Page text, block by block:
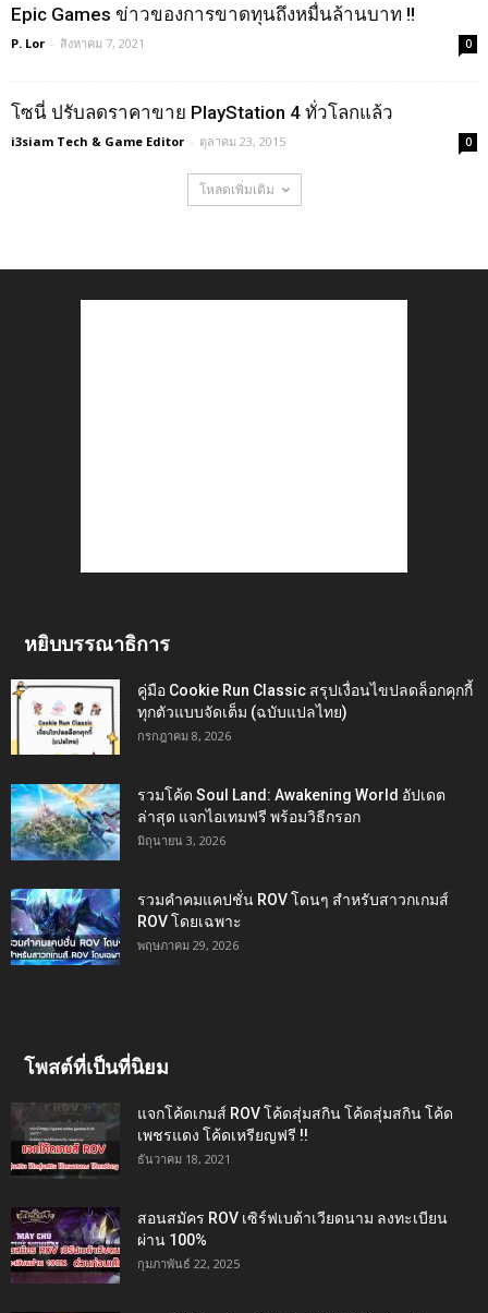
Epic Games ข่าวของการขาดทุนถึงหมื่นล้านบาท !!
P. Lor - สิงหาคม 7, 2021 0
โซนี่ ปรับลดราคาขาย PlayStation 4 ทั่วโลกแล้ว
i3siam Tech & Game Editor - ตุลาคม 23, 2015 0
โหลดเพิ่มเติม
หยิบบรรณาธิการ
คู่มือ Cookie Run Classic สรุปเงื่อนไขปลดล็อกคุกกี้
ทุกตัวแบบจัดเต็ม (ฉบับแปลไทย)
กรกฎาคม 8, 2026
รวมโค้ด Soul Land: Awakening World อัปเดต
ล่าสุด แจกไอเทมฟรี พร้อมวิธีกรอก
มิถุนายน 3, 2026
รวมคำคมแคปชั่น ROV โดนๆ สำหรับสาวกเกมส์
ROV โดยเฉพาะ
พฤษภาคม 29, 2026
โพสต์ที่เป็นที่นิยม
แจกโค้ดเกมส์ ROV โค้ดสุ่มสกิน โค้ดสุ่มสกิน โค้ด
เพชรแดง โค้ดเหรียญฟรี !!
ธันวาคม 18, 2021
สอนสมัคร ROV เซิร์ฟเบต้าเวียดนาม ลงทะเบียน
ผ่าน 100%
กุมภาพันธ์ 22, 2025